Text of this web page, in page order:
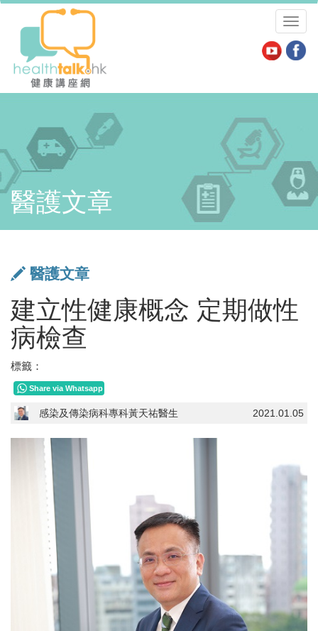
醫護文章
醫護文章
建立性健康概念 定期做性
病檢查
標籤：
Share via Whatsapp
2021.01.05
感染及傳染病科專科黃天祐醫生